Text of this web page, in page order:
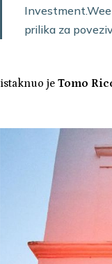
prilika za
istaknuo je Tomo